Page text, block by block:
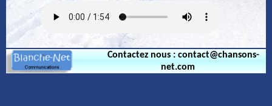
Contactez nous : contact@chansons-
net.com